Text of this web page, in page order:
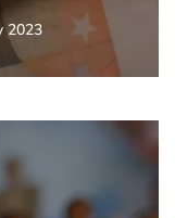
2023